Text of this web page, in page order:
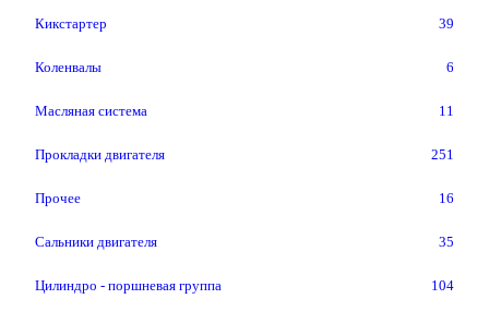
Кикстартер 39
Коленвалы 6
Масляная система 11
Прокладки двигателя 251
Прочее 16
Сальники двигателя 35
Цилиндро - поршневая группа 104